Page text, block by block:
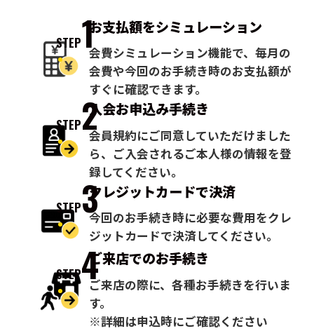
STEP1お支払額をシミュレーション
会費シミュレーション機能で、毎月の
会費や今回のお手続き時のお支払額が
すぐに確認できます。
STEP2入会お申込み手続き
会員規約にご同意していただけました
ら、ご入会されるご本人様の情報を登
録してください。
STEP3クレジットカードで決済
今回のお手続き時に必要な費用をクレ
ジットカードで決済してください。
STEP4ご来店でのお手続き
ご来店の際に、各種お手続きを行いま
す。
※詳細は申込時にご確認ください